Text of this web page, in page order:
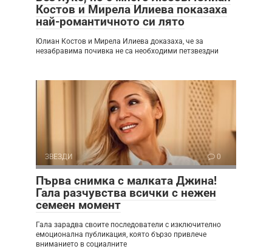
Костов и Мирела Илиева показаха
най-романтичното си лято
Юлиан Костов и Мирела Илиева доказаха, че за
незабравима почивка не са необходими петзвездни
ЗВЕЗДИ 0
Първа снимка с малката Джина!
Гала разчувства всички с нежен
семеен момент
Гала зарадва своите последователи с изключително
емоционална публикация, която бързо привлече
вниманието в социалните